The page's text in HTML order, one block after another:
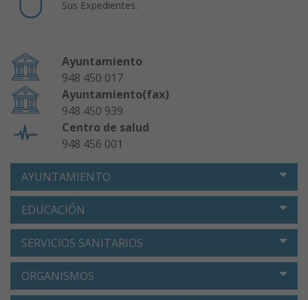
Sus Expedientes.
Ayuntamiento
948 450 017
Ayuntamiento(fax)
948 450 939
Centro de salud
948 456 001
AYUNTAMIENTO
EDUCACIÓN
SERVICIOS SANITARIOS
ORGANISMOS